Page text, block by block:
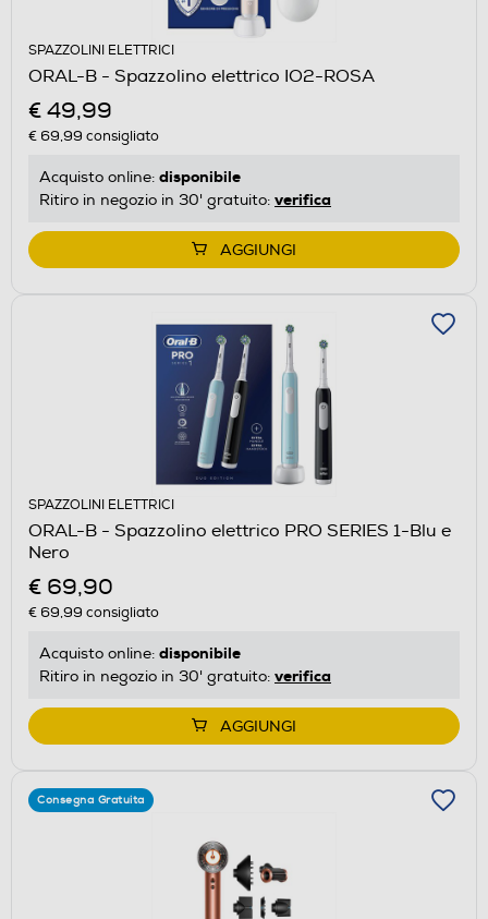
SPAZZOLINI ELETTRICI
ORAL-B - Spazzolino elettrico IO2-ROSA
€ 49,99
€ 69,99 consigliato
Acquisto online: disponibile
Ritiro in negozio in 30' gratuito: verifica
AGGIUNGI
SPAZZOLINI ELETTRICI
ORAL-B - Spazzolino elettrico PRO SERIES 1-Blu e
Nero
€ 69,90
€ 69,99 consigliato
Acquisto online: disponibile
Ritiro in negozio in 30' gratuito: verifica
AGGIUNGI
Consegna Gratuita